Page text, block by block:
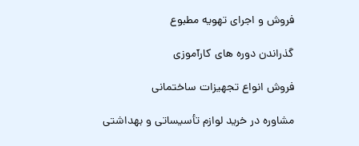
فروش و اجرای تهویه مطبوع
گذراندن دوره های کارآموزی
فروش انواع تجهیزات ساختمانی
مشاوره در خرید لوازم تأسیساتی و بهداشتی